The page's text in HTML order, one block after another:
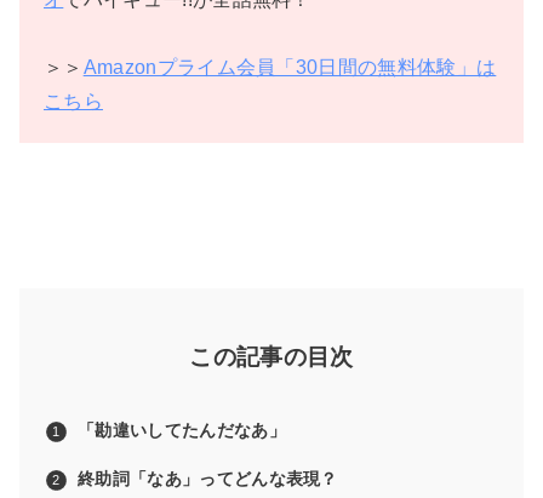
＞＞ Amazonプライム会員「30日間の無料体験」は
こちら
この記事の目次
「勘違いしてたんだなあ」
終助詞「なあ」ってどんな表現？